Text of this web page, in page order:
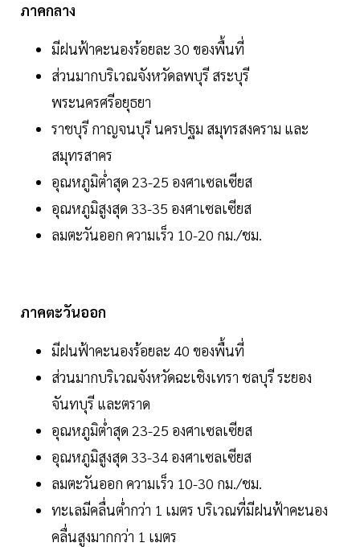
ภาคกลาง
มีฝนฟ้าคะนองร้อยละ 30 ของพื้นที่
ส่วนมากบริเวณจังหวัดลพบุรี สระบุรี
พระนครศรีอยุธยา
ราชบุรี กาญจนบุรี นครปฐม สมุทรสงคราม และ
สมุทรสาคร
อุณหภูมิต่ำสุด 23-25 องศาเซลเซียส
อุณหภูมิสูงสุด 33-35 องศาเซลเซียส
ลมตะวันออก ความเร็ว 10-20 กม./ชม.
ภาคตะวันออก
มีฝนฟ้าคะนองร้อยละ 40 ของพื้นที่
ส่วนมากบริเวณจังหวัดฉะเชิงเทรา ชลบุรี ระยอง
จันทบุรี และตราด
อุณหภูมิต่ำสุด 23-25 องศาเซลเซียส
อุณหภูมิสูงสุด 33-34 องศาเซลเซียส
ลมตะวันออก ความเร็ว 10-30 กม./ชม.
ทะเลมีคลื่นต่ำกว่า 1 เมตร บริเวณที่มีฝนฟ้าคะนอง
คลื่นสูงมากกว่า 1 เมตร